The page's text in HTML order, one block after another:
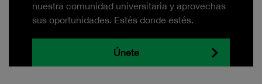
nuestra comunidad universitaria y aprovechas
sus oportunidades. Estés donde estés.
Únete